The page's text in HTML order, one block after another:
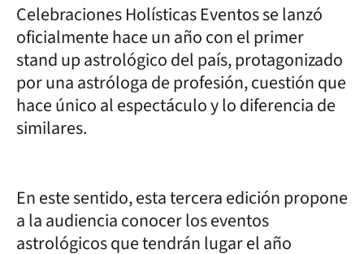
Celebraciones Holísticas Eventos se lanzó
oficialmente hace un año con el primer
stand up astrológico del país, protagonizado
por una astróloga de profesión, cuestión que
hace único al espectáculo y lo diferencia de
similares.
En este sentido, esta tercera edición propone
a la audiencia conocer los eventos
astrológicos que tendrán lugar el año